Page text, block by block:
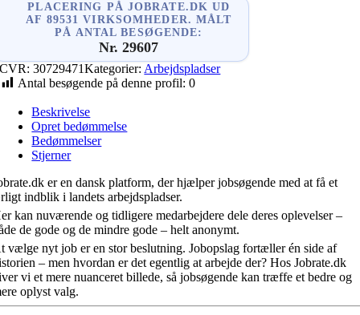
PLACERING PÅ JOBRATE.DK UD
AF 89531 VIRKSOMHEDER. MÅLT
PÅ ANTAL BESØGENDE:
Nr. 29607
CVR:30729471Kategorier: Arbejdspladser
Antal besøgende på denne profil: 0
Beskrivelse
Opret bedømmelse
Bedømmelser
Stjerner
er en dansk platform, der hjælper jobsøgende med at få et
indblik i landets arbejdspladser.
kan nuværende og tidligere medarbejdere dele deres oplevelser –
de gode og de mindre gode – helt anonymt.
vælge nyt job er en stor beslutning. Jobopslag fortæller én side af
– men hvordan er det egentlig at arbejde der? Hos Jobrate.dk
vi et mere nuanceret billede, så jobsøgende kan træffe et bedre og
oplyst valg.